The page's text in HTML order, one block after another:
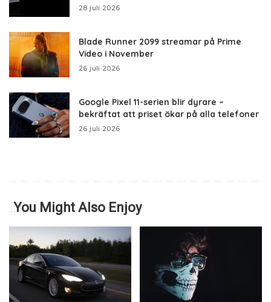
28 juli 2026
Blade Runner 2099 streamar på Prime
Video i November
26 juli 2026
Google Pixel 11-serien blir dyrare –
bekräftat att priset ökar på alla telefoner
26 juli 2026
You Might Also Enjoy